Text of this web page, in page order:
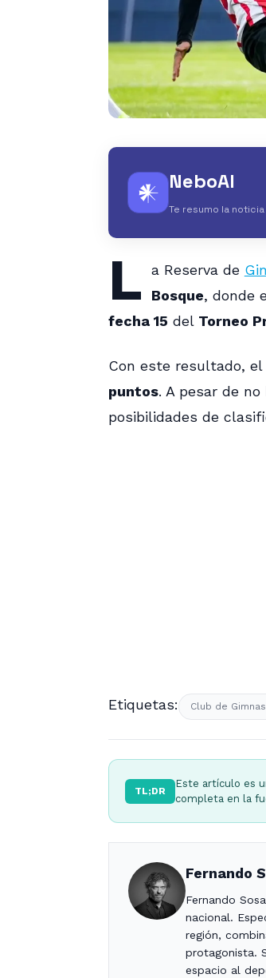
𒀭 NeboAI
Te resumo la
L a Reserva de
Bosque, donde
fecha 15 del Torneo
Con este resultado,
puntos. A pesar de
posibilidades de
Etiquetas: Club de
TL;DR
Este artículo es
completa en la
Fernando
Fernando
nacional.
región,
protagonista.
espacio al